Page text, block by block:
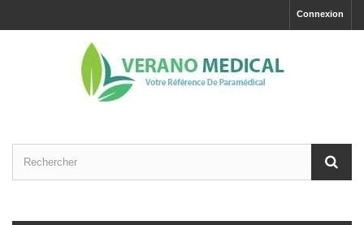
Connexion